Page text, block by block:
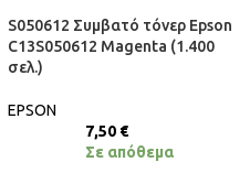
S050612 Συμβατό τόνερ Epson
C13S050612 Magenta (1.400
σελ.)
EPSON
7,50 €
Σε απόθεμα